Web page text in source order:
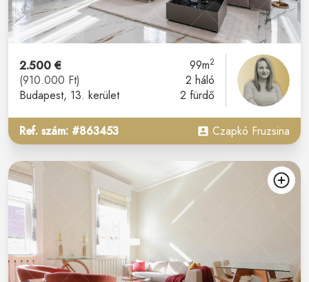
2.500 €
(910.000 Ft)
Budapest, 13. kerület
99m2
2 háló
2 fürdő
Ref. szám: #863453 Czapkó Fruzsina